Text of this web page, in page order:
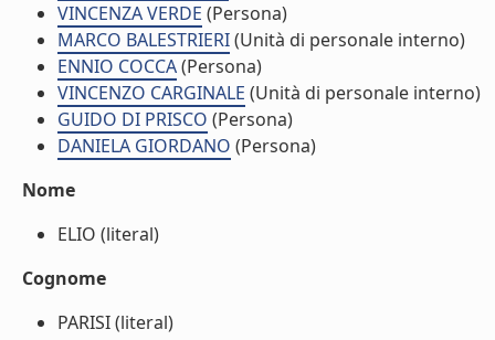
VINCENZA VERDE (Persona)
MARCO BALESTRIERI(Unità di personale interno)
ENNIO COCCA(Persona)
VINCENZO CARGINALE (Unità di personale interno)
GUIDO DI PRISCO (Persona)
DANIELA GIORDANO (Persona)
Nome
ELIO (literal)
Cognome
PARISI (literal)